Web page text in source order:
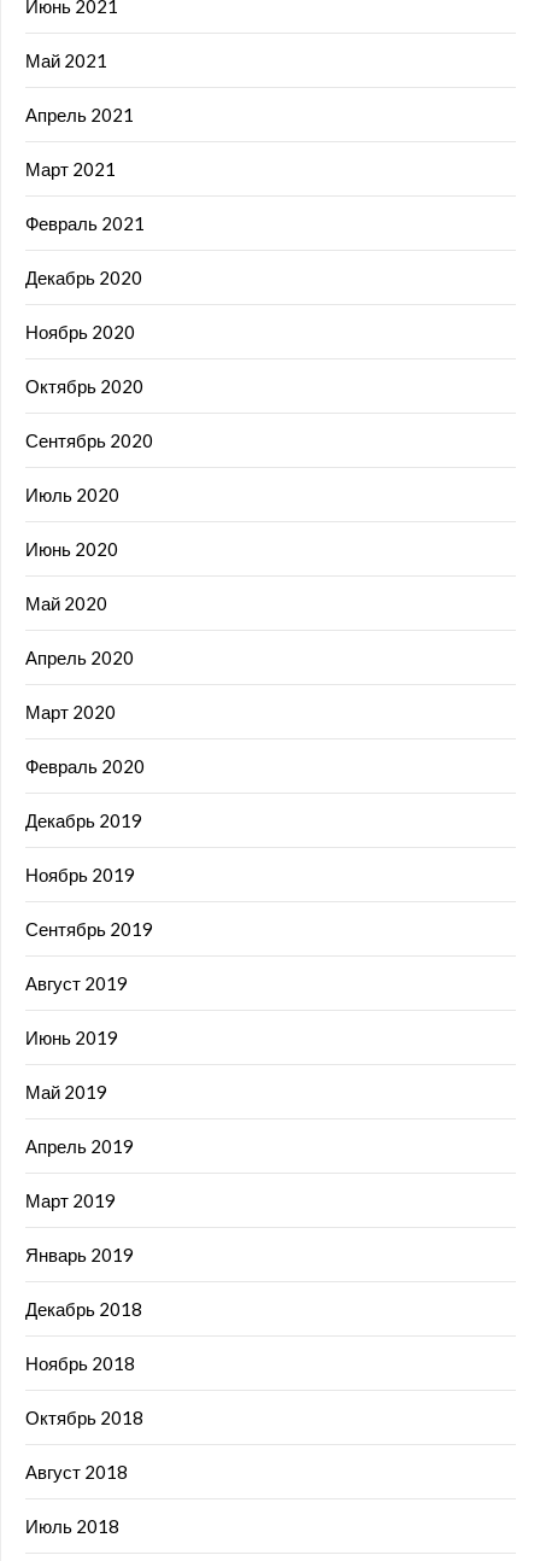
Июнь 2021
Май 2021
Апрель 2021
Март 2021
Февраль 2021
Декабрь 2020
Ноябрь 2020
Октябрь 2020
Сентябрь 2020
Июль 2020
Июнь 2020
Май 2020
Апрель 2020
Март 2020
Февраль 2020
Декабрь 2019
Ноябрь 2019
Сентябрь 2019
Август 2019
Июнь 2019
Май 2019
Апрель 2019
Март 2019
Январь 2019
Декабрь 2018
Ноябрь 2018
Октябрь 2018
Август 2018
Июль 2018